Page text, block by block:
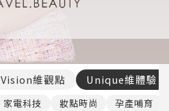
Vision維觀點 Unique維體驗
家電科技 妝點時尚 孕產哺育